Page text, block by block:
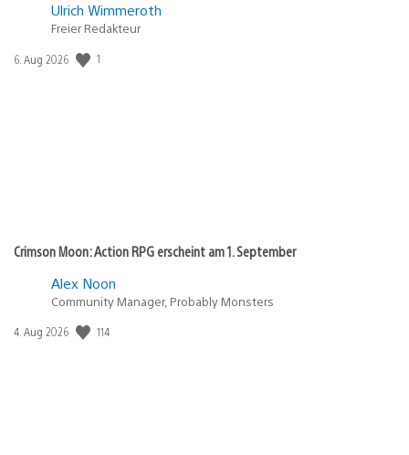
Ulrich Wimmeroth
Freier Redakteur
Veröffentlichungsdatum:
6. Aug 2026 1
Crimson Moon: Action RPG erscheint am 1. September
Alex Noon
Community Manager, Probably Monsters
Veröffentlichungsdatum:
4. Aug 2026 114